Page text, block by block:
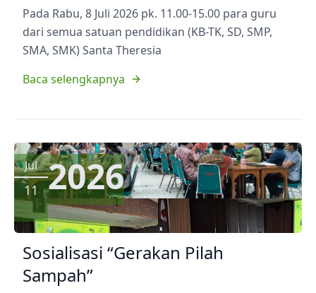
Pada Rabu, 8 Juli 2026 pk. 11.00-15.00 para guru
dari semua satuan pendidikan (KB-TK, SD, SMP,
SMA, SMK) Santa Theresia
Baca selengkapnya
Jul
11 2026
Sosialisasi “Gerakan Pilah
Sampah”